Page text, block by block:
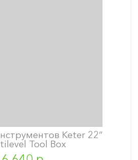
Keter 22”
Tool Box